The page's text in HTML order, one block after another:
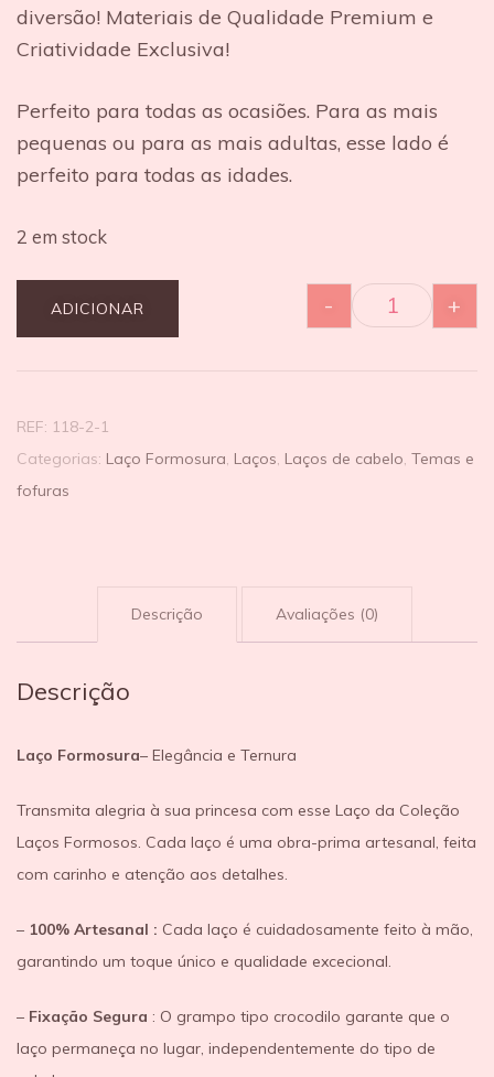
diversão! Materiais de Qualidade Premium e
Criatividade Exclusiva!
Perfeito para todas as ocasiões. Para as mais
pequenas ou para as mais adultas, esse lado é
perfeito para todas as idades.
2 em stock
- +
ADICIONAR
REF: 118-2-1
Categorias: Laço Formosura, Laços, Laços de cabelo, Temas e
fofuras
Descrição Avaliações (0)
Descrição
Laço Formosura– Elegância e Ternura
Transmita alegria à sua princesa com esse Laço da Coleção
Laços Formosos. Cada laço é uma obra-prima artesanal, feita
com carinho e atenção aos detalhes.
– 100% Artesanal : Cada laço é cuidadosamente feito à mão,
garantindo um toque único e qualidade excecional.
– Fixação Segura : O grampo tipo crocodilo garante que o
laço permaneça no lugar, independentemente do tipo de